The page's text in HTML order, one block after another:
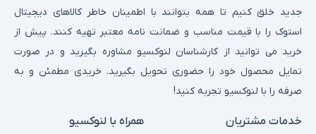
جدید خلق کنیم تا همه بتوانند با اطمینان خاطر کالاهای دیجیتال
استوک را با قیمت مناسب و ضمانت نامه معتبر تهیه کنند. پیش از
خرید می توانید از کارشناسان لنوکسیو مشاوره بگیرید و در صورت
تمایل محصول خود را حضوری تحویل بگیرید. خریدی مطمئن و به
صرفه را با لنوکسیو تجربه کنید!
خدمات مشتریان همراه با لنوکسیو